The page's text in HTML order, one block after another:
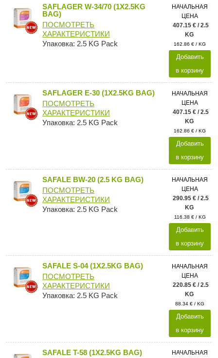
SAFLAGER W-34/70 (1X2.5KG
BAG)
ПОСМОТРЕТЬ
ХАРАКТЕРИСТИКИ
Упаковка: 2.5 KG Pack
НАЧАЛЬНАЯ
ЦЕНА
407.15 € / 2.5
KG
162.86 € / KG
Добавить
в корзину
SAFLAGER E-30 (1X2.5KG BAG)
ПОСМОТРЕТЬ
ХАРАКТЕРИСТИКИ
Упаковка: 2.5 KG Pack
НАЧАЛЬНАЯ
ЦЕНА
407.15 € / 2.5
KG
162.86 € / KG
Добавить
в корзину
SAFALE BW-20 (2.5 KG BAG)
ПОСМОТРЕТЬ
ХАРАКТЕРИСТИКИ
Упаковка: 2.5 KG Pack
НАЧАЛЬНАЯ
ЦЕНА
290.95 € / 2.5
KG
116.38 € / KG
Добавить
в корзину
SAFALE S-04 (1X2.5KG BAG)
ПОСМОТРЕТЬ
ХАРАКТЕРИСТИКИ
Упаковка: 2.5 KG Pack
НАЧАЛЬНАЯ
ЦЕНА
220.85 € / 2.5
KG
88.34 € / KG
Добавить
в корзину
SAFALE T-58 (1X2.5KG BAG)
НАЧАЛЬНАЯ